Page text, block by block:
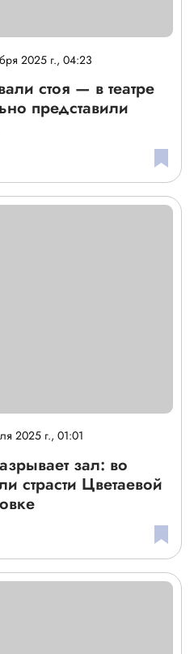
2025 г., 04:23
стоя — в театре
представили
2025 г., 01:01
зал: во
страсти Цветаевой